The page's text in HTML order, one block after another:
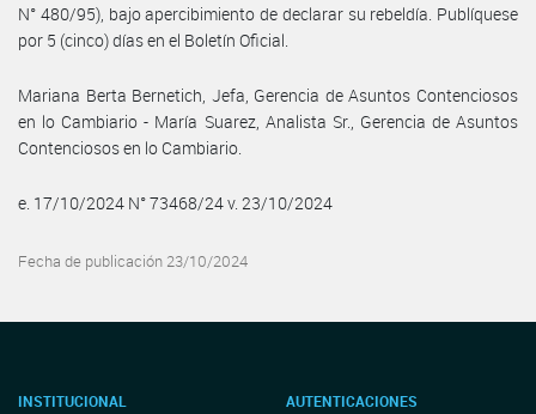
N° 480/95), bajo apercibimiento de declarar su rebeldía. Publíquese
por 5 (cinco) días en el Boletín Oficial.
Mariana Berta Bernetich, Jefa, Gerencia de Asuntos Contenciosos
en lo Cambiario - María Suarez, Analista Sr., Gerencia de Asuntos
Contenciosos en lo Cambiario.
e. 17/10/2024 N° 73468/24 v. 23/10/2024
Fecha de publicación 23/10/2024
INSTITUCIONAL AUTENTICACIONES